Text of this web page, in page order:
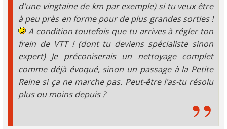
d'une vingtaine de km par exemple) si tu veux être
à peu près en forme pour de plus grandes sorties !
A condition toutefois que tu arrives à régler ton
frein de VTT ! (dont tu deviens spécialiste sinon
expert) Je préconiserais un nettoyage complet
comme déjà évoqué, sinon un passage à la Petite
Reine si ça ne marche pas. Peut-être l'as-tu résolu
plus ou moins depuis ?